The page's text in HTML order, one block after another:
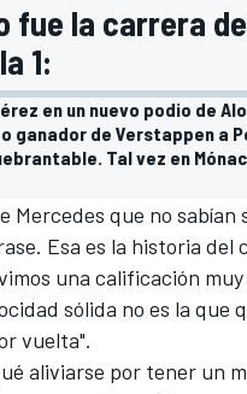
fue la carrera
1:
en un nuevo podio de
de Verstappen a
Tal vez en
Mercedes que no sabían
Esa es la historia del
una calificación
sólida no es la
vuelta".
aliviarse por tener un